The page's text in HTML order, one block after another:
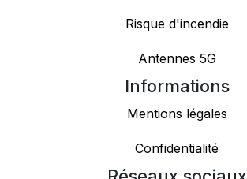
Risque d'incendie
Antennes 5G
Informations
Mentions légales
Confidentialité